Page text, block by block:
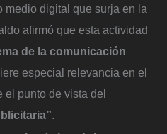
medio digital que surja en la
afirmó que esta actividad
de la comunicación
especial relevancia en el
punto de vista del
.